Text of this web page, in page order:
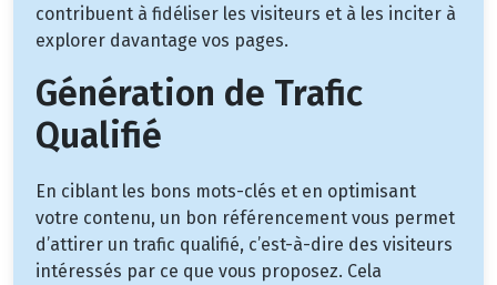
contribuent à fidéliser les visiteurs et à les inciter à
explorer davantage vos pages.
Génération de Trafic
Qualifié
En ciblant les bons mots-clés et en optimisant
votre contenu, un bon référencement vous permet
d’attirer un trafic qualifié, c’est-à-dire des visiteurs
intéressés par ce que vous proposez. Cela